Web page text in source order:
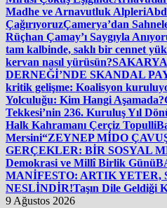
Madhe ve Arnavutluk Alpleri
ÇağırıyoruzÇamerya’dan
Rüçhan Çamay’ı Saygıyla
tam kalbinde, saklı bir cennet
kervan nasıl yürüsün?
DERNEĞİ’NDE SKANDAL
kritik gelişme: Koalisyon
Yolculuğu: Kim Hangi Aşamada?
Tekkesi’nin 236. Kuruluş Yıl
Halk Kahramanı Çerçiz Topulli
Mersini“ZEYNEP MİDO
GERÇEKLER: BİR SOSYAL
Demokrasi ve Millî Birlik Günü
MANİFESTO: ARTIK YETER,
NESLİNDİR!Taşın Dile Geldiği
9 Ağustos 2026